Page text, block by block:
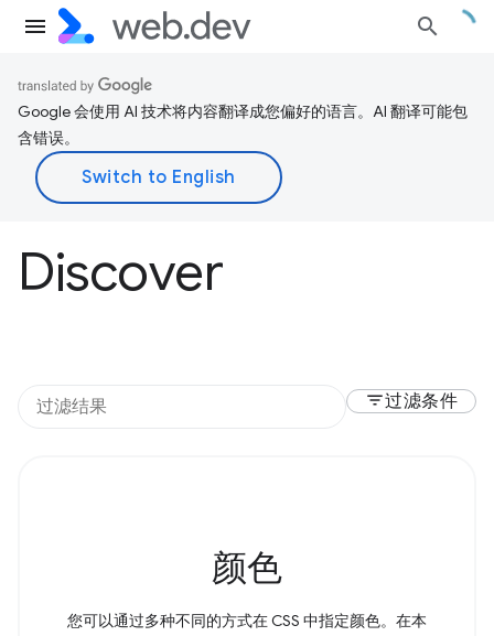
Google 会使用 AI 技术将内容翻译成您偏好的语言。AI 翻译可能包
含错误。
Discover
filter_list过滤条件
颜色
您可以通过多种不同的方式在 CSS 中指定颜色。在本